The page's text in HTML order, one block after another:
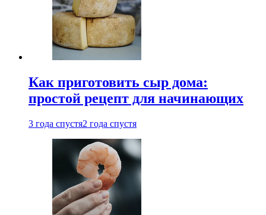
Как приготовить сыр дома:
простой рецепт для начинающих
3 года спустя2 года спустя